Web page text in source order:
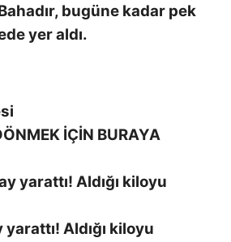
bugüne kadar pek
yer aldı.
İÇİN BURAYA
Aldığı kiloyu